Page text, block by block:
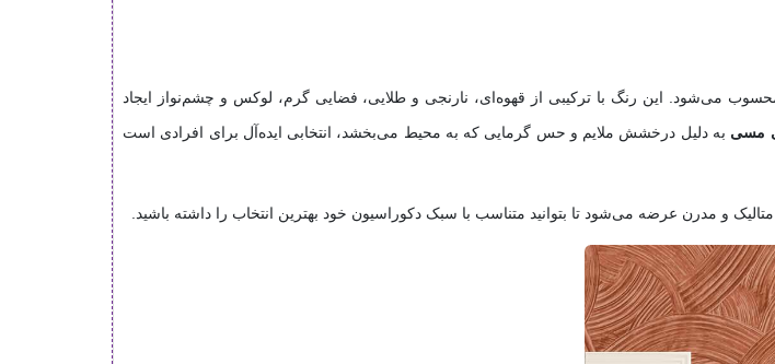
می‌شود. این رنگ با ترکیبی از قهوه‌ای، نارنجی و طلایی، فضایی گرم، لوکس و چشم‌نواز ایجاد
مسی به دلیل درخشش ملایم و حس گرمایی که به محیط می‌بخشد، انتخابی ایده‌آل برای افرادی است
و مدرن عرضه می‌شود تا بتوانید متناسب با سبک دکوراسیون خود بهترین انتخاب را داشته باشید.